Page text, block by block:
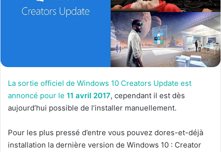
La sortie officiel de Windows 10 Creators Update est
annoncé pour le 11 avril 2017, cependant il est dès
aujourd’hui possible de l’installer manuellement.
Pour les plus pressé d’entre vous pouvez dores-et-déjà
installation la dernière version de Windows 10 : Creator